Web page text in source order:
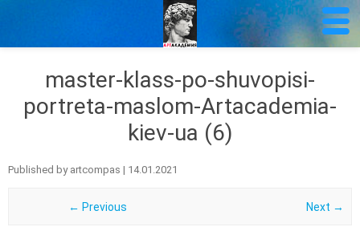
master-klass-po-shuvopisi-
portreta-maslom-Artacademia-
kiev-ua (6)
Published by artcompas | 14.01.2021
← Previous Next →